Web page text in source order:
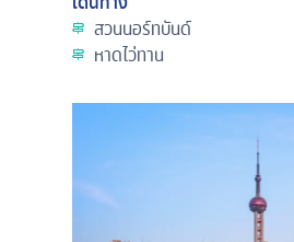
สวนนอร์ทบันด์
หาดไว่ทาน